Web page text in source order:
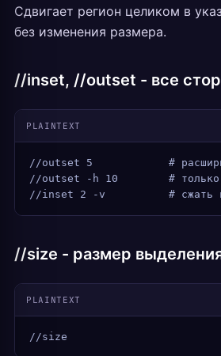
Сдвигает регион целиком в
без изменения размера.
//inset, //outset - все
PLAINTEXT
//outset 5            #
//outset -h 10        # только
//inset 2 -v          # сжать
//size - размер
PLAINTEXT
//size